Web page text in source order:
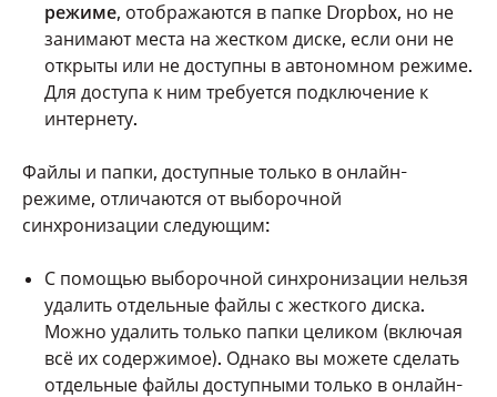
режиме, отображаются в папке Dropbox, но не
занимают места на жестком диске, если они не
открыты или не доступны в автономном режиме.
Для доступа к ним требуется подключение к
интернету.
Файлы и папки, доступные только в онлайн-
режиме, отличаются от выборочной
синхронизации следующим:
С помощью выборочной синхронизации нельзя
удалить отдельные файлы с жесткого диска.
Можно удалить только папки целиком (включая
всё их содержимое). Однако вы можете сделать
отдельные файлы доступными только в онлайн-